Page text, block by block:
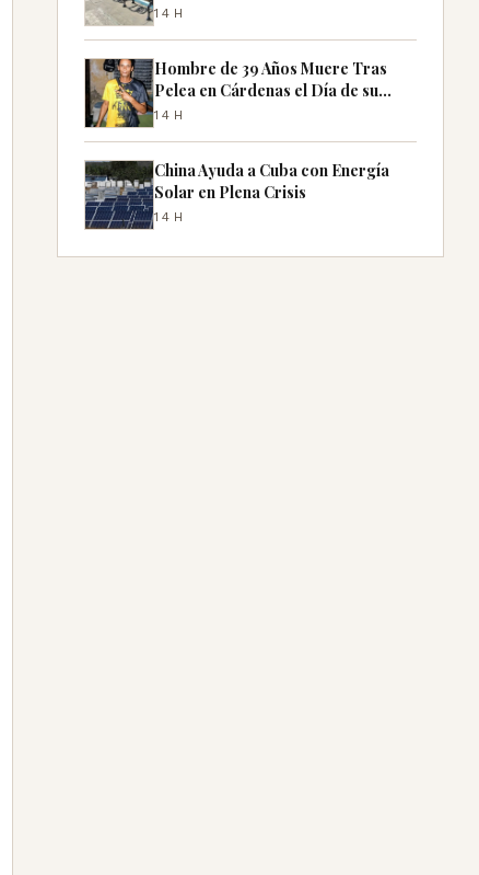
14H
Hombre de 39 Años Muere Tras
Pelea en Cárdenas el Día de su
Cumpleaños
14H
China Ayuda a Cuba con Energía
Solar en Plena Crisis
14H